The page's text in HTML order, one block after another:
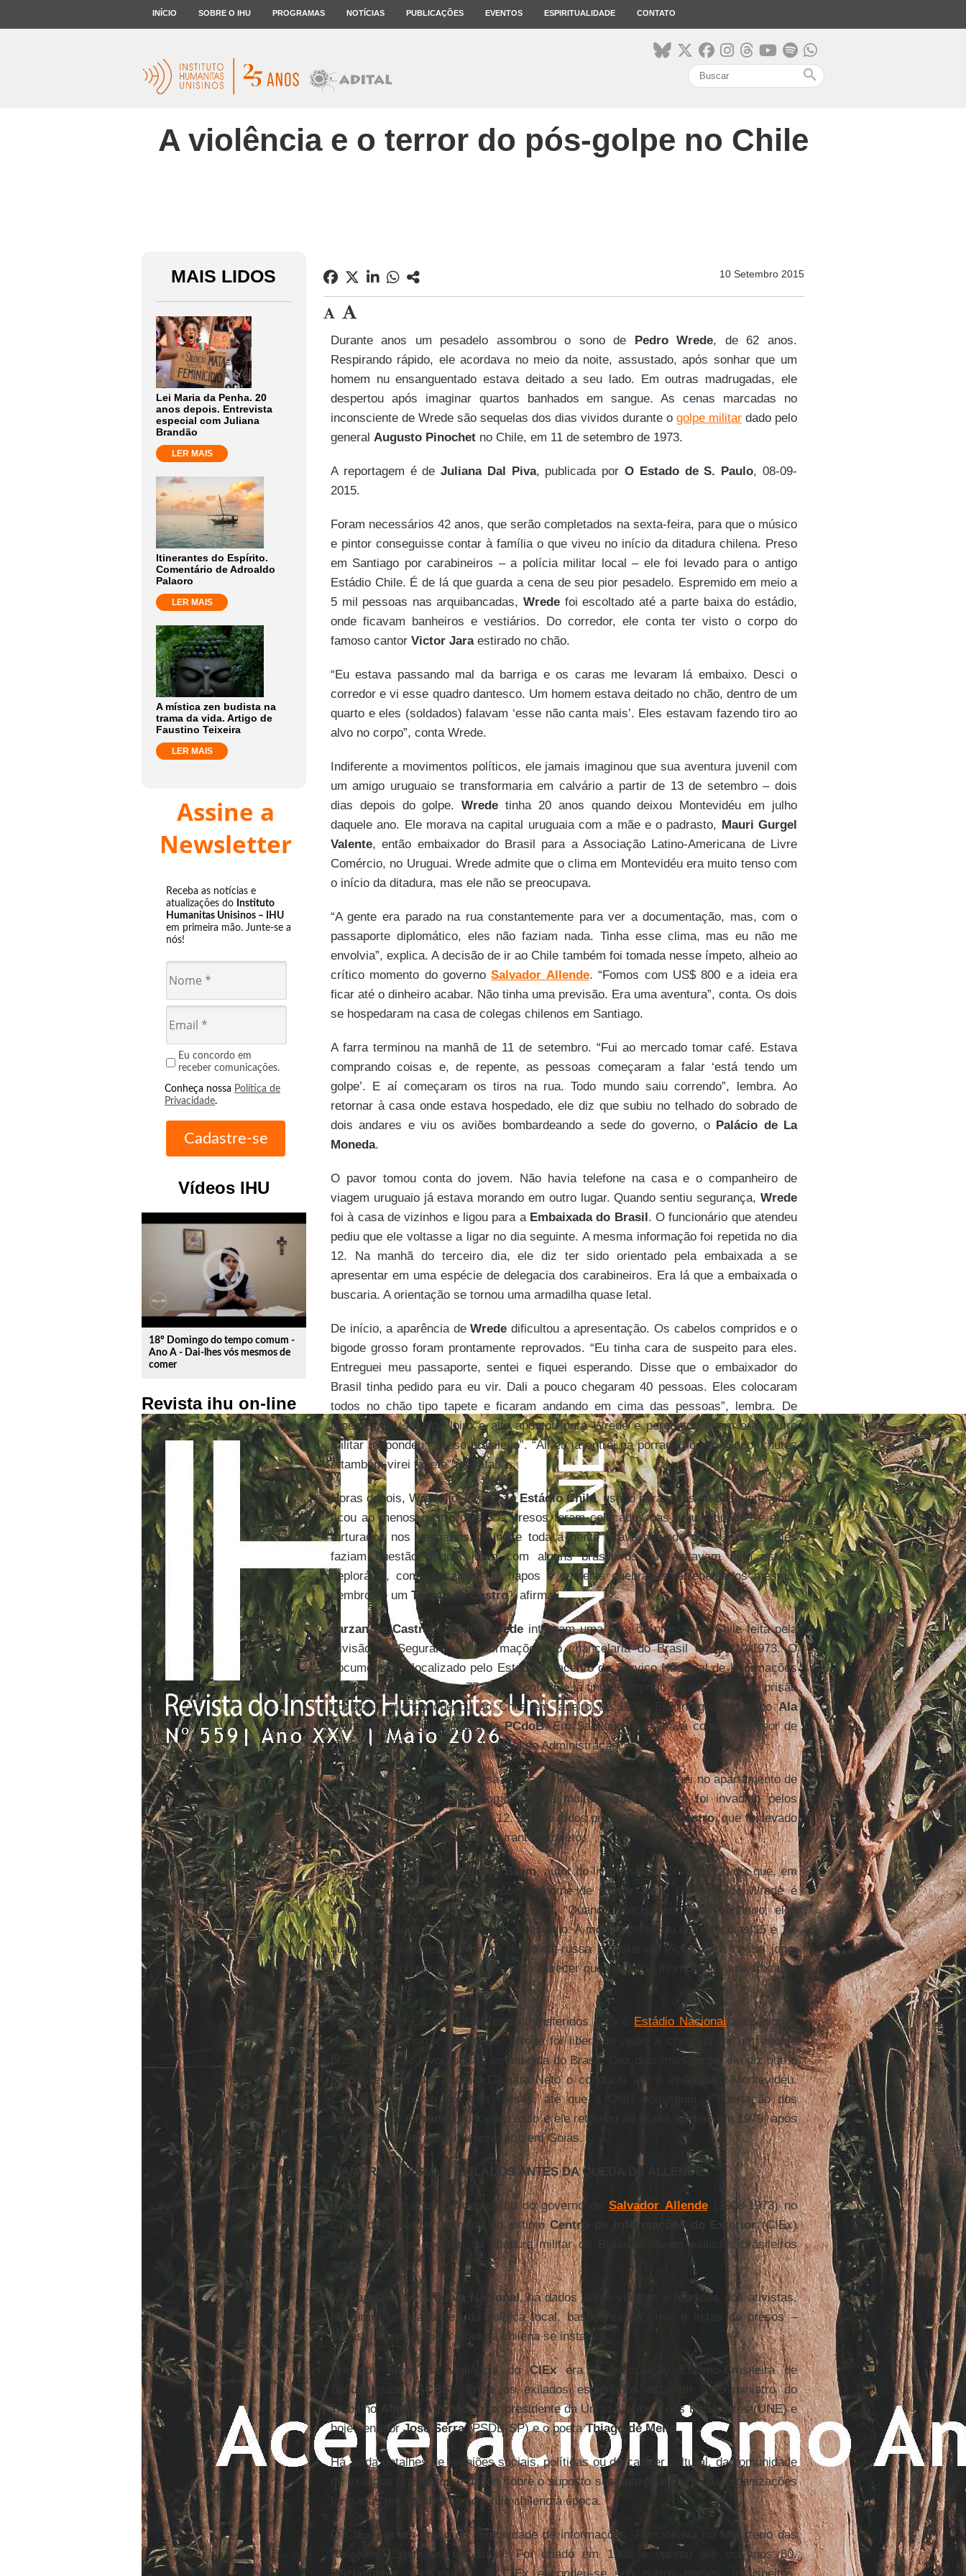
INÍCIO SOBRE O IHU PROGRAMAS NOTÍCIAS PUBLICAÇÕES EVENTOS ESPIRITUALIDADE CONTATO
search
A violência e o terror do pós-golpe no Chile
MAIS LIDOS
Lei Maria da Penha. 20
anos depois. Entrevista
especial com Juliana
Brandão
LER MAIS
Itinerantes do Espírito.
Comentário de Adroaldo
Palaoro
LER MAIS
A mística zen budista na
trama da vida. Artigo de
Faustino Teixeira
LER MAIS
Assine a
Newsletter
Receba as notícias e
atualizações do Instituto
Humanitas Unisinos – IHU
em primeira mão. Junte-se a
nós!
Eu concordo em
receber comunicações.
Conheça nossa Política de
Privacidade.
Vídeos IHU
play_circle_outline
18º Domingo do tempo comum -
Ano A - Dai-lhes vós mesmos de
comer
Revista ihu on-line
10 Setembro 2015
Durante anos um pesadelo assombrou o sono de Pedro Wrede, de 62 anos.
Respirando rápido, ele acordava no meio da noite, assustado, após sonhar que um
homem nu ensanguentado estava deitado a seu lado. Em outras madrugadas, ele
despertou após imaginar quartos banhados em sangue. As cenas marcadas no
inconsciente de Wrede são sequelas dos dias vividos durante o golpe militardado pelo
general Augusto Pinochetno Chile, em 11 de setembro de 1973.
A reportagem é deJuliana Dal Piva, publicada porO Estado de S. Paulo, 08-09-
2015.
Foram necessários 42 anos, que serão completados na sexta-feira, para que o músico
e pintor conseguisse contar à família o que viveu no início da ditadura chilena. Preso
em Santiago por carabineiros – a polícia militar local – ele foi levado para o antigo
Estádio Chile. É de lá que guarda a cena de seu pior pesadelo. Espremido em meio a
5 mil pessoas nas arquibancadas, Wrede foi escoltado até a parte baixa do estádio,
onde ficavam banheiros e vestiários. Do corredor, ele conta ter visto o corpo do
famoso cantorVictor Jaraestirado no chão.
“Eu estava passando mal da barriga e os caras me levaram lá embaixo. Desci o
corredor e vi esse quadro dantesco. Um homem estava deitado no chão, dentro de um
quarto e eles (soldados) falavam ‘esse não canta mais’. Eles estavam fazendo tiro ao
alvo no corpo”, conta Wrede.
Indiferente a movimentos políticos, ele jamais imaginou que sua aventura juvenil com
um amigo uruguaio se transformaria em calvário a partir de 13 de setembro – dois
dias depois do golpe.Wrede tinha 20 anos quando deixou Montevidéu em julho
daquele ano. Ele morava na capital uruguaia com a mãe e o padrasto, Mauri Gurgel
Valente, então embaixador do Brasil para a Associação Latino-Americana de Livre
Comércio, no Uruguai. Wrede admite que o clima em Montevidéu era muito tenso com
o início da ditadura, mas ele não se preocupava.
“A gente era parado na rua constantemente para ver a documentação, mas, com o
passaporte diplomático, eles não faziam nada. Tinha esse clima, mas eu não me
envolvia”, explica. A decisão de ir ao Chile também foi tomada nesse ímpeto, alheio ao
crítico momento do governoSalvador Allende. “Fomos com US$ 800 e a ideia era
ficar até o dinheiro acabar. Não tinha uma previsão. Era uma aventura”, conta. Os dois
se hospedaram na casa de colegas chilenos em Santiago.
A farra terminou na manhã de 11 de setembro. “Fui ao mercado tomar café. Estava
comprando coisas e, de repente, as pessoas começaram a falar ‘está tendo um
golpe’. E aí começaram os tiros na rua. Todo mundo saiu correndo”, lembra. Ao
retornar à casa onde estava hospedado, ele diz que subiu no telhado do sobrado de
dois andares e viu os aviões bombardeando a sede do governo, o Palácio de La
Moneda.
O pavor tomou conta do jovem. Não havia telefone na casa e o companheiro de
viagem uruguaio já estava morando em outro lugar. Quando sentiu segurança, Wrede
foi à casa de vizinhos e ligou para a Embaixada do Brasil. O funcionário que atendeu
pediu que ele voltasse a ligar no dia seguinte. A mesma informação foi repetida no dia
12. Na manhã do terceiro dia, ele diz ter sido orientado pela embaixada a se
apresentar em uma espécie de delegacia dos carabineiros. Era lá que a embaixada o
buscaria. A orientação se tornou uma armadilha quase letal.
De início, a aparência deWrede dificultou a apresentação. Os cabelos compridos e o
bigode grosso foram prontamente reprovados. “Eu tinha cara de suspeito para eles.
Entreguei meu passaporte, sentei e fiquei esperando. Disse que o embaixador do
Brasil tinha pedido para eu vir. Dali a pouco chegaram 40 pessoas. Eles colocaram
todos no chão tipo tapete e ficaram andando em cima das pessoas”, lembra. De
repente, um soldado loiro e alto apontou para Wrede e perguntou quem era. Outro
militar respondeu: “preso brasileño”. “Ali eu já entrei na porrada, lógico. Soco, chutes
e também virei tapete”, desafaba.
Horas depois, Wrede foi levado aoEstádio Chile, usado para jogos de basquete, onde
ficou ao menos quatro dias. Os presos foram colocados nas arquibancadas e eram
torturados nos vestiários. “A noite toda a gente ficava ouvindo gritos e tiros. Eles
faziam questão. Fiquei junto com alguns brasileiros que estavam num estado
deplorável, com as calças em fiapos e costelas quebradas, arrebentados mesmo.
Lembro de um Tarzan de Castro”, afirma.
Tarzan de CastroePedro Wrede integram uma lista de presos no Chile feita pela
Divisão de Segurança e Informações do chancelaria do Brasil em 04/10/1973. O
documento foi localizado pelo Estado no acervo do Serviço Nacional de Informações
( SNI). Hoje, Castro, aos 77 anos, conta que já tinha cumprido quase 5 anos de prisão
no Brasil quando chegou ao Chile em janeiro de 1973. Ele integrou o grupoAla
Vermelha, uma dissidência doPCdoB. Em Santiago, trabalhava como professor de
Ciência Política na Escola Nacional de Administração.
“Não consegui chegar em casa por causa das tropas e me abriguei no apartamento de
um amigo. Só que o condomínio tinha muitos estrangeiros e foi invadido pelos
militares na madrugada do dia 12. Fomos todos presos”, afirmaCastro, que foi levado
ao Estádio Chile e espancado durante o trajeto.
O jornalista brasileiroMauricio Brum, autor do livroEstádio Chile, 1973, diz que, em
1990, a arena foi rebatizada com o nome deVictor Jara. O relato de Wrede é
semelhante ao de outros sobreviventes. “Quando precisavam ir ao banheiro, eles
eram escoltados para essa parte do estádio. A morte aconteceu entre os dias 15 e 16,
quando os militares brincaram de roleta-russa e mataram Victor Jara nesse jogo.
Depois eles dispararam 40 tiros para parecer que ele tinha morrido em uma troca de
tiros”, diz Brum.
Os presos do Estádio Chile foram transferidos para o Estádio Nacionalapós alguns
dias, onde o horror continuou. Wrede foi libertado após a chegada de um agente
brasileiro que o levou para a embaixada do Brasil. Dez dias mais tarde, ele diz que o
próprio embaixador Antonio Câmara Neto o conduziu até o avião para Montevidéu.
Castro ficou preso por três meses, até que a ONU conseguiu a libertação dos
estrangeiros. AFrança concedeu asilo e ele retornou ao Brasil apenas em 1979, após
a
Lei de Anistia . Hoje é empresário em Goiás.
ITAMARATY VIGIAVA EXILADOS ANTES DA QUEDA DE ALLENDE
Depois de 42 anos da deposição do governo deSalvador Allende(1908-1973) no
Chile, documentos secretos do extintoCentro de Informações do Exterior(CIEx)
detalham como agentes da ditadura militar do Brasil vigiavam exilados brasileiros
antes do golpe.
Na papelada doArquivo Nacional, há dados sobre viagens e reuniões dos ativistas.
Misturam-se a análises da política local, bastidores da crise e listas de presos –
essas, já depois que a ditadura chilena se instalara.
Um dos focos da vigilância doCIExera a Associação Chileno-Brasileira de
Solidariedade (ACBS). Entre os exilados espionados estavam o ex-ministro do
Trabalho Almino Affonso, o ex-presidente da União Nacional dos Estudantes (UNE) e
hoje senadorJosé Serra(PSDB-SP) e o poetaThiago de Mello .
Há ainda detalhes de reuniões sociais, políticas ou de caráter cultural, da comunidade
de exilados brasileiros e dados sobre o suposto sustento financeiro das organizações
formadas por brasileiros no exílio chileno à época.
O CIEx era um braço da comunidade de informações. Funcionava no Ministério das
Relações Exteriores do Brasil. Foi criado em 1966 e operou até os anos 80.